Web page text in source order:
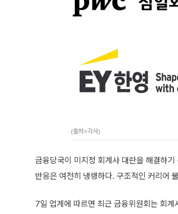
(출처=각사)
금융당국이 미지정 회계사 대란을 해결하
반응은 여전히 냉랭하다. 구조적인 커리어
7일 업계에 따르면 최근 금융위원회는 회